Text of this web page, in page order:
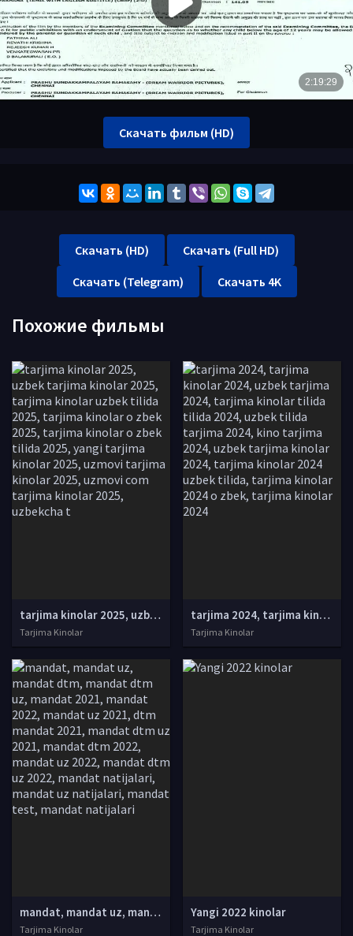
Скачать фильм (HD)
Скачать (HD)
Скачать (Full HD)
Скачать (Telegram)
Скачать 4K
Похожие фильмы
tarjima kinolar 2025, uzbek tarjima kinolar 2025, tarjima kinolar uzbek tilida 2025, tarjima kinolar o zbek 2025, tarjima kinolar o zbek tilida 2025, yangi tarjima kinolar 2025, uzmovi tarjima kinolar 2025, uzmovi com tarjima kinolar 2025, uzbekcha t
Tarjima Kinolar
tarjima 2024, tarjima kinolar 2024, uzbek tarjima 2024, tarjima kinolar tilida tilida 2024, uzbek tilida tarjima 2024, kino tarjima 2024, uzbek tarjima kinolar 2024, tarjima kinolar 2024 uzbek tilida, tarjima kinolar 2024 o zbek, tarjima kinolar 2024
Tarjima Kinolar
mandat, mandat uz, mandat dtm, mandat dtm uz, mandat 2021, mandat 2022, mandat uz 2021, dtm mandat 2021, mandat dtm uz 2021, mandat dtm 2022, mandat uz 2022, mandat dtm uz 2022, mandat natijalari, mandat uz natijalari, mandat test, mandat natijalari
Tarjima Kinolar
Yangi 2022 kinolar
Tarjima Kinolar